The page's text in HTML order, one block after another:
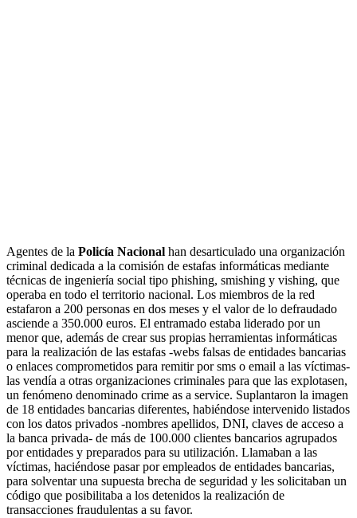
Agentes de la Policía Nacional han desarticulado una organización
criminal dedicada a la comisión de estafas informáticas mediante
técnicas de ingeniería social tipo phishing, smishing y vishing, que
operaba en todo el territorio nacional. Los miembros de la red
estafaron a 200 personas en dos meses y el valor de lo defraudado
asciende a 350.000 euros. El entramado estaba liderado por un
menor que, además de crear sus propias herramientas informáticas
para la realización de las estafas -webs falsas de entidades bancarias
o enlaces comprometidos para remitir por sms o email a las víctimas-
las vendía a otras organizaciones criminales para que las explotasen,
un fenómeno denominado crime as a service. Suplantaron la imagen
de 18 entidades bancarias diferentes, habiéndose intervenido listados
con los datos privados -nombres apellidos, DNI, claves de acceso a
la banca privada- de más de 100.000 clientes bancarios agrupados
por entidades y preparados para su utilización. Llamaban a las
víctimas, haciéndose pasar por empleados de entidades bancarias,
para solventar una supuesta brecha de seguridad y les solicitaban un
código que posibilitaba a los detenidos la realización de
transacciones fraudulentas a su favor.